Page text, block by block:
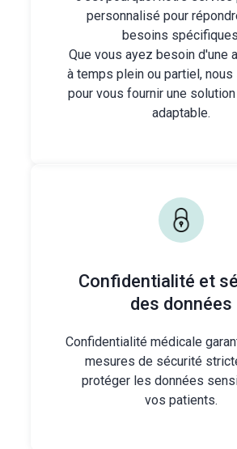
personnalisé pour
besoins
Que vous ayez besoin d'une
à temps plein ou partiel,
pour vous fournir une
adaptable.
Confidentialité et
des données
Confidentialité médicale
mesures de sécurité
protéger les données
vos patients.